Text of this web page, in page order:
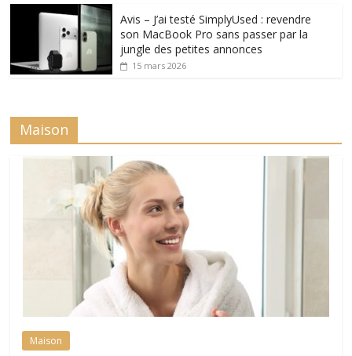
Avis – J’ai testé SimplyUsed : revendre
son MacBook Pro sans passer par la
jungle des petites annonces
15 mars 2026
Maison
Maison